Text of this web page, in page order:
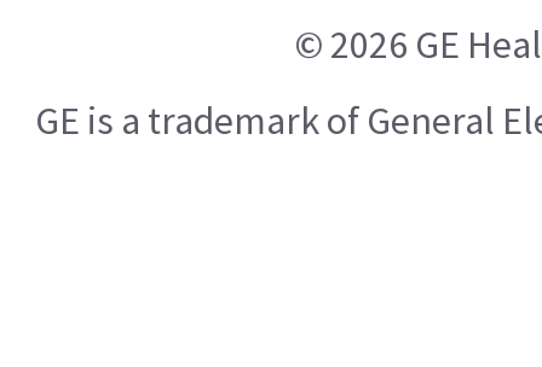
© 2026 GE
GE is a trademark of General